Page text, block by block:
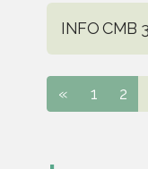
INFO CMB
« 1 2